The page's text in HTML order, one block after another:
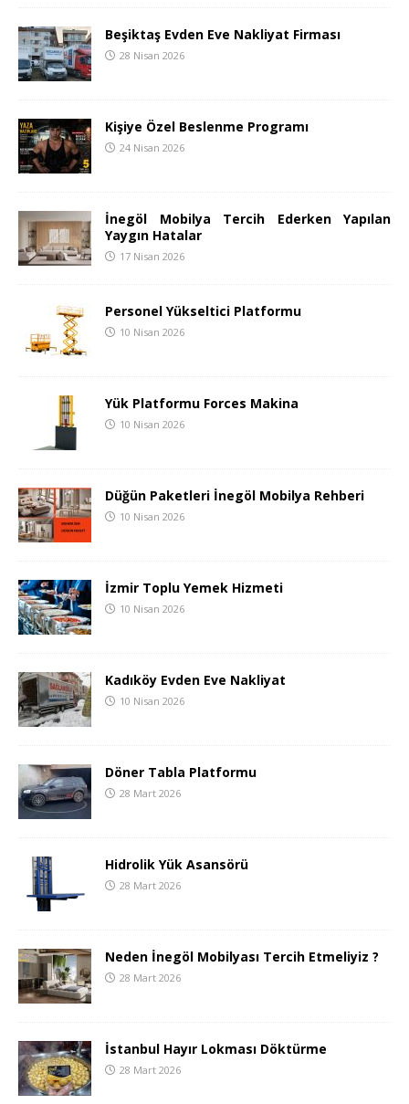
Beşiktaş Evden Eve Nakliyat Firması
28 Nisan 2026
Kişiye Özel Beslenme Programı
24 Nisan 2026
İnegöl Mobilya Tercih Ederken Yapılan
Yaygın Hatalar
17 Nisan 2026
Personel Yükseltici Platformu
10 Nisan 2026
Yük Platformu Forces Makina
10 Nisan 2026
Düğün Paketleri İnegöl Mobilya Rehberi
10 Nisan 2026
İzmir Toplu Yemek Hizmeti
10 Nisan 2026
Kadıköy Evden Eve Nakliyat
10 Nisan 2026
Döner Tabla Platformu
28 Mart 2026
Hidrolik Yük Asansörü
28 Mart 2026
Neden İnegöl Mobilyası Tercih Etmeliyiz ?
28 Mart 2026
İstanbul Hayır Lokması Döktürme
28 Mart 2026